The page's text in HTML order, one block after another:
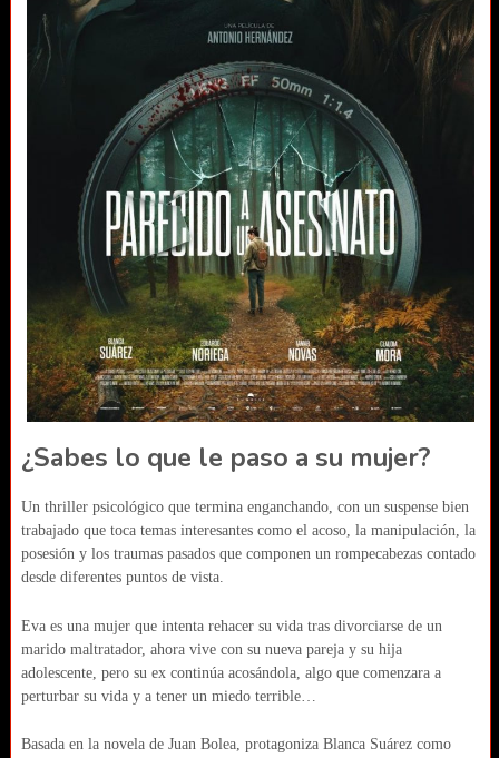
¿Sabes lo que le paso a su mujer?
Un thriller psicológico que termina enganchando, con un suspense bien
trabajado que toca temas interesantes como el acoso, la manipulación, la
posesión y los traumas pasados que componen un rompecabezas contado
desde diferentes puntos de vista.
Eva es una mujer que intenta rehacer su vida tras divorciarse de un
marido maltratador, ahora vive con su nueva pareja y su hija
adolescente, pero su ex continúa acosándola, algo que comenzara a
perturbar su vida y a tener un miedo terrible…
Basada en la novela de Juan Bolea, protagoniza Blanca Suárez como